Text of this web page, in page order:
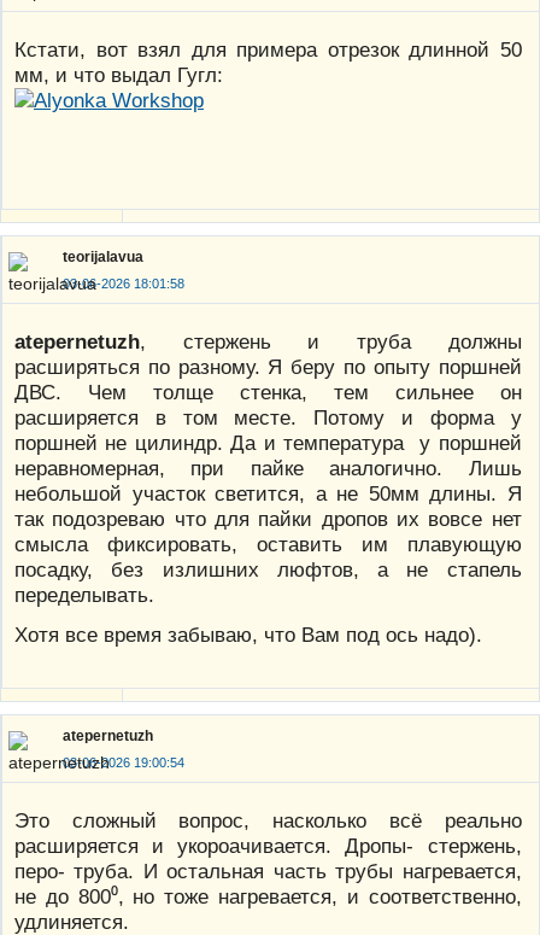
Кстати, вот взял для примера отрезок длинной 50
мм, и что выдал Гугл:
teorijalavua
03-06-2026 18:01:58
atepernetuzh, стержень и труба должны
расширяться по разному. Я беру по опыту поршней
ДВС. Чем толще стенка, тем сильнее он
расширяется в том месте. Потому и форма у
поршней не цилиндр. Да и температура у поршней
неравномерная, при пайке аналогично. Лишь
небольшой участок светится, а не 50мм длины. Я
так подозреваю что для пайки дропов их вовсе нет
смысла фиксировать, оставить им плавующую
посадку, без излишних люфтов, а не стапель
переделывать.
Хотя все время забываю, что Вам под ось надо).
atepernetuzh
03-06-2026 19:00:54
Это сложный вопрос, насколько всё реально
расширяется и укороачивается. Дропы- стержень,
перо- труба. И остальная часть трубы нагревается,
не до 800⁰, но тоже нагревается, и соответственно,
удлиняется.